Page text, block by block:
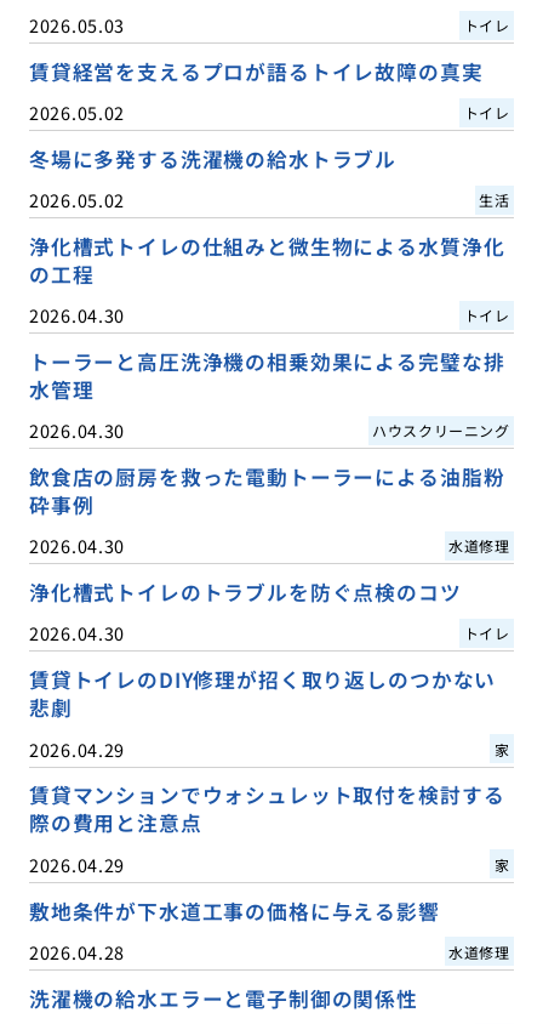
2026.05.03 トイレ
賃貸経営を支えるプロが語るトイレ故障の真実
2026.05.02 トイレ
冬場に多発する洗濯機の給水トラブル
2026.05.02 生活
浄化槽式トイレの仕組みと微生物による水質浄化
の工程
2026.04.30 トイレ
トーラーと高圧洗浄機の相乗効果による完璧な排
水管理
2026.04.30 ハウスクリーニング
飲食店の厨房を救った電動トーラーによる油脂粉
砕事例
2026.04.30 水道修理
浄化槽式トイレのトラブルを防ぐ点検のコツ
2026.04.30 トイレ
賃貸トイレのDIY修理が招く取り返しのつかない
悲劇
2026.04.29 家
賃貸マンションでウォシュレット取付を検討する
際の費用と注意点
2026.04.29 家
敷地条件が下水道工事の価格に与える影響
2026.04.28 水道修理
洗濯機の給水エラーと電子制御の関係性